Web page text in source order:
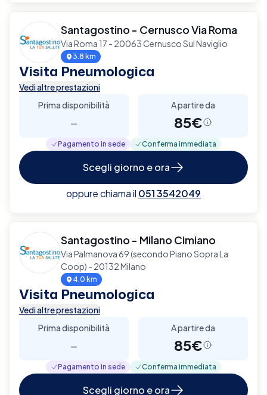
Santagostino - Cernusco Via Roma
Via Roma 17 - 20063 Cernusco Sul Naviglio
3.8 km
Visita Pneumologica
Vedi altre prestazioni
Prima disponibilità
-
A partire da
85€
Pagamento in sede Conferma immediata
Scegli giorno e ora
oppure chiama il 051 3542049
Santagostino - Milano Cimiano
Via Palmanova 69 (secondo Piano Sopra La
Coop) - 20132 Milano
4.0 km
Visita Pneumologica
Vedi altre prestazioni
Prima disponibilità
-
A partire da
85€
Pagamento in sede Conferma immediata
Scegli giorno e ora